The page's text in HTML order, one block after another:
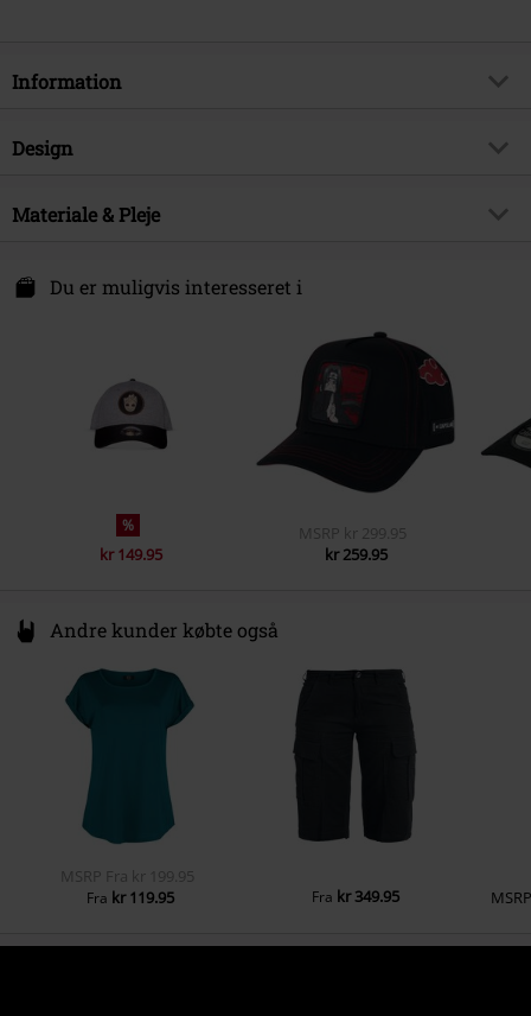
Information
Artikelnr.
Produktemne
Licens
Officiel Licens
24-12-2024
Unisex
Design
Produkttype
Farve
sort-rød
Materiale & Pleje
Du er muligvis interesseret i
%
kr 149.95
MSRP kr 299.95
kr 259.95
Andre kunder købte også
MSRP Fra kr 199.95
Fra kr 119.95 Fra kr 349.95 MSRP